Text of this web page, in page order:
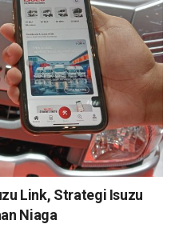
Link, Strategi Isuzu
Niaga